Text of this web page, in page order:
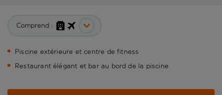
Comprend :
Piscine extérieure et centre de fitness
Restaurant élégant et bar au bord de la piscine